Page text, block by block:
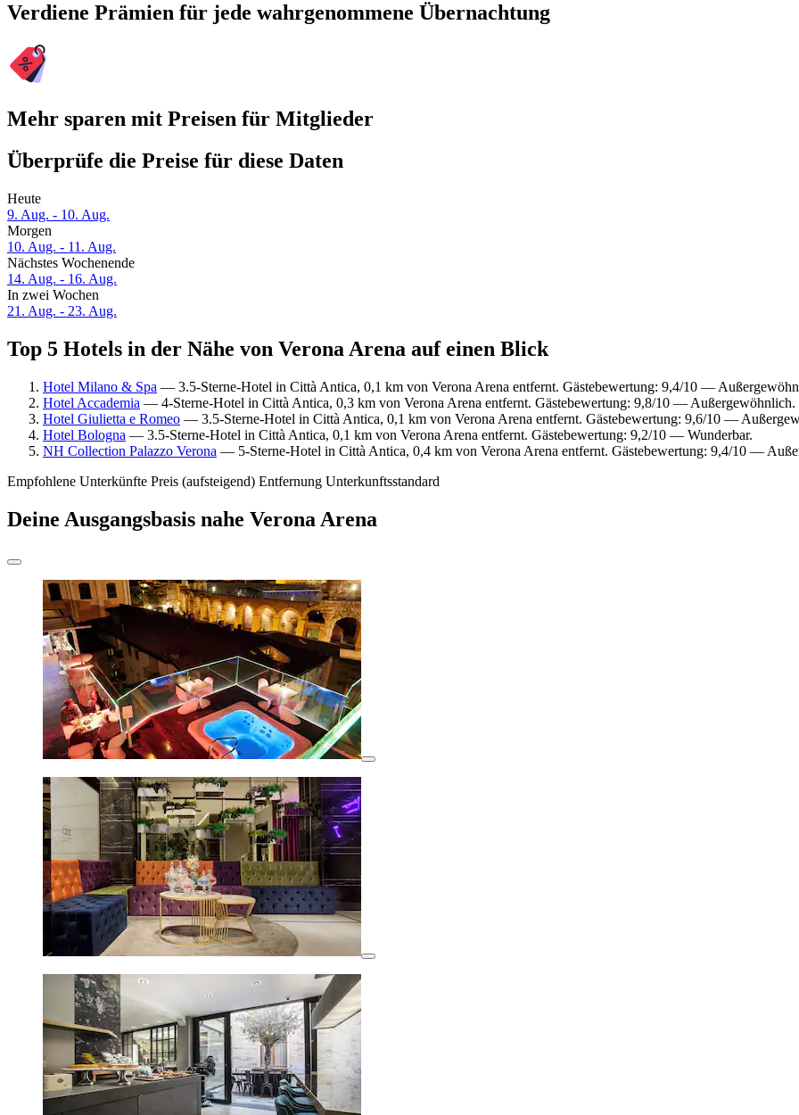
Verdiene Prämien für jede wahrgenommene Übernachtung
Mehr sparen mit Preisen für Mitglieder
Überprüfe die Preise für diese Daten
Heute
9. Aug. - 10. Aug.
Morgen
10. Aug. - 11. Aug.
Nächstes Wochenende
14. Aug. - 16. Aug.
In zwei Wochen
21. Aug. - 23. Aug.
Top 5 Hotels in der Nähe von Verona Arena auf einen Blick
Hotel Milano & Spa — 3.5-Sterne-Hotel in Città Antica, 0,1 km von Verona Arena entfernt. Gästebewertung: 9,4/10 —
Hotel Accademia — 4-Sterne-Hotel in Città Antica, 0,3 km von Verona Arena entfernt. Gästebewertung: 9,8/10 — Außergewöhnlich.
Hotel Giulietta e Romeo — 3.5-Sterne-Hotel in Città Antica, 0,1 km von Verona Arena entfernt. Gästebewertung: 9,6/10 —
Hotel Bologna — 3.5-Sterne-Hotel in Città Antica, 0,1 km von Verona Arena entfernt. Gästebewertung: 9,2/10 — Wunderbar.
NH Collection Palazzo Verona — 5-Sterne-Hotel in Città Antica, 0,4 km von Verona Arena entfernt. Gästebewertung: 9,4/10 —
Empfohlene Unterkünfte Preis (aufsteigend) Entfernung Unterkunftsstandard
Deine Ausgangsbasis nahe Verona Arena